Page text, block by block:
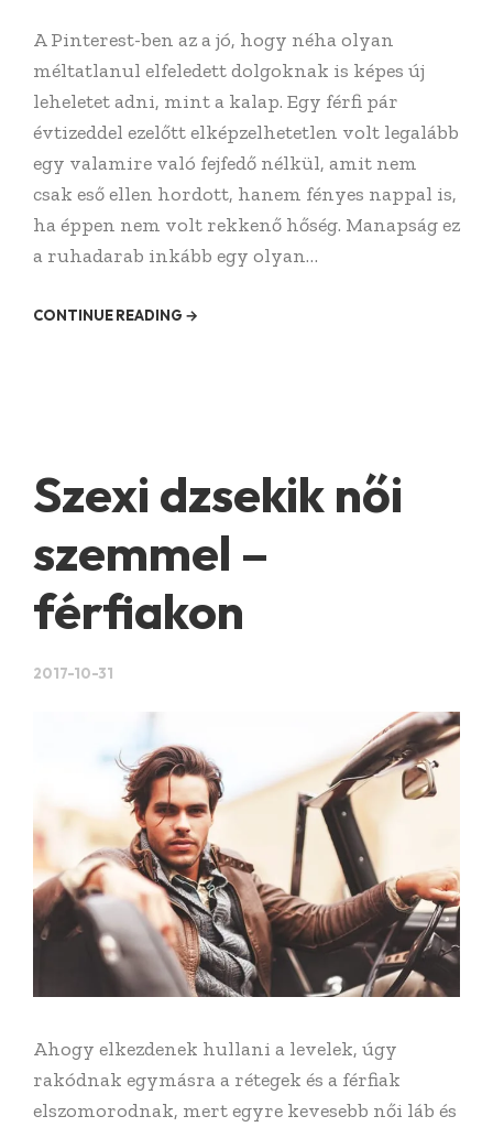
A Pinterest-ben az a jó, hogy néha olyan
méltatlanul elfeledett dolgoknak is képes új
leheletet adni, mint a kalap. Egy férfi pár
évtizeddel ezelőtt elképzelhetetlen volt legalább
egy valamire való fejfedő nélkül, amit nem
csak eső ellen hordott, hanem fényes nappal is,
ha éppen nem volt rekkenő hőség. Manapság ez
a ruhadarab inkább egy olyan…
CONTINUE READING →
Szexi dzsekik női
szemmel –
férfiakon
2017-10-31
Ahogy elkezdenek hullani a levelek, úgy
rakódnak egymásra a rétegek és a férfiak
elszomorodnak, mert egyre kevesebb női láb és